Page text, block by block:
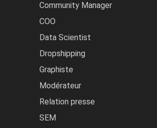
Community Manager
COO
Data Scientist
Dropshipping
Graphiste
Modérateur
Relation presse
SEM